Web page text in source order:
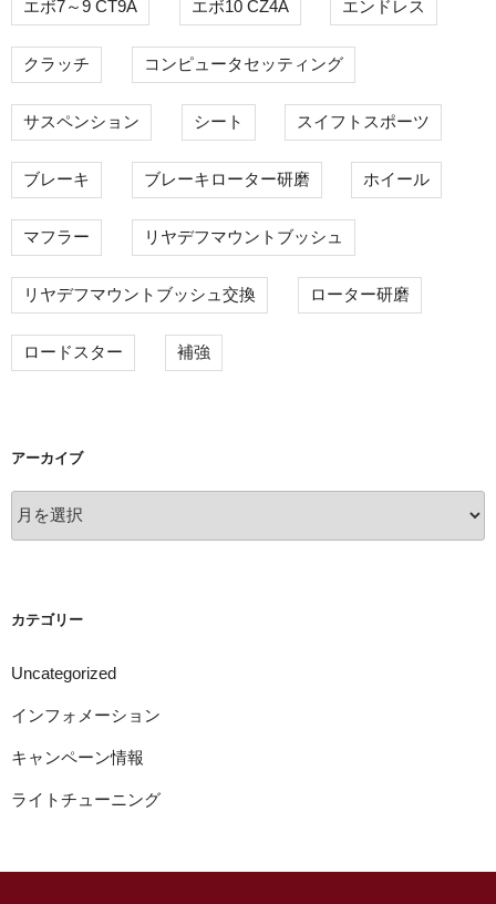
エボ7～9 CT9A エボ10 CZ4A エンドレス
クラッチ コンピュータセッティング
サスペンション シート スイフトスポーツ
ブレーキ ブレーキローター研磨 ホイール
マフラー リヤデフマウントブッシュ
リヤデフマウントブッシュ交換 ローター研磨
ロードスター 補強
アーカイブ
ー
カテゴリー
Uncategorized
インフォメーション
キャンペーン情報
ライトチューニング